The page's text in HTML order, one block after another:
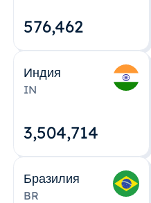
576,463
Индия
IN
3,504,715
Бразилия
BR